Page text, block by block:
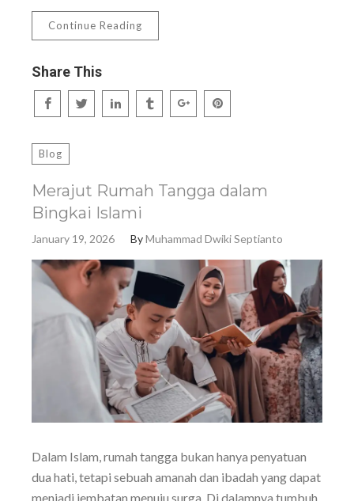
Continue Reading
Share This
Blog
Merajut Rumah Tangga dalam
Bingkai Islami
January 19, 2026 ByMuhammad Dwiki Septianto
Dalam Islam, rumah tangga bukan hanya penyatuan
dua hati, tetapi sebuah amanah dan ibadah yang dapat
menjadi jembatan menuju surga. Di dalamnya tumbuh